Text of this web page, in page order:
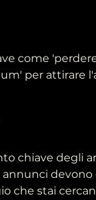
per attirare
chiave degli
devono
che stai